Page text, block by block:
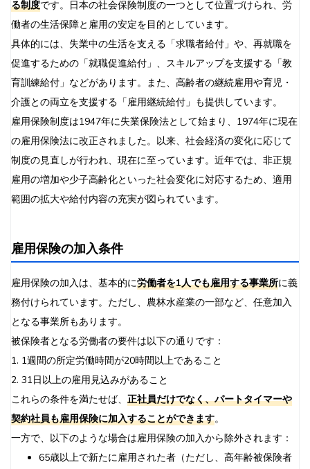
る制度です。日本の社会保険制度の一つとして位置づけられ、労
働者の生活保障と雇用の安定を目的としています。
具体的には、失業中の生活を支える「求職者給付」や、再就職を
促進するための「就職促進給付」、スキルアップを支援する「教
育訓練給付」などがあります。また、高齢者の継続雇用や育児・
介護との両立を支援する「雇用継続給付」も提供しています。
雇用保険制度は1947年に失業保険法として始まり、1974年に現在
の雇用保険法に改正されました。以来、社会経済の変化に応じて
制度の見直しが行われ、現在に至っています。近年では、非正規
雇用の増加や少子高齢化といった社会変化に対応するため、適用
範囲の拡大や給付内容の充実が図られています。
雇用保険の加入条件
雇用保険の加入は、基本的に労働者を1人でも雇用する事業所に義
務付けられています。ただし、農林水産業の一部など、任意加入
となる事業所もあります。
被保険者となる労働者の要件は以下の通りです：
1. 1週間の所定労働時間が20時間以上であること
2. 31日以上の雇用見込みがあること
これらの条件を満たせば、 正社員だけでなく、パートタイマーや
契約社員も雇用保険に加入することができます。
一方で、以下のような場合は雇用保険の加入から除外されます：
65歳以上で新たに雇用された者（ただし、高年齢被保険者